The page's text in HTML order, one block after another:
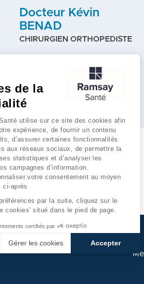
Docteur Kévin
BENAD
CHIRURGIEN ORTHOPEDISTE
de la
utilise sur ce site des cookies afin
expérience, de fournir un contenu
d’assurer certaines fonctionnalités
aux réseaux sociaux, de permettre la
statistiques et d’analyser les
campagnes d’information.
votre consentement au moyen
ci-après
par la suite, cliquez sur le
cookies' situé dans le pied de page.
certifiés par
Gérer les cookies Accepter
du Consentement :
permet d'adapter et de gérer